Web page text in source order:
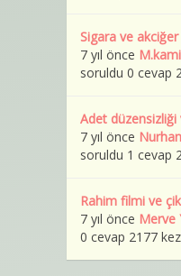
Sigara ve akciğer
7 yıl önce
soruldu 0 cevap
Adet düzensizliği
7 yıl önce
soruldu 1 cevap
Rahim filmi ve
7 yıl önce Merve
0 cevap 2177